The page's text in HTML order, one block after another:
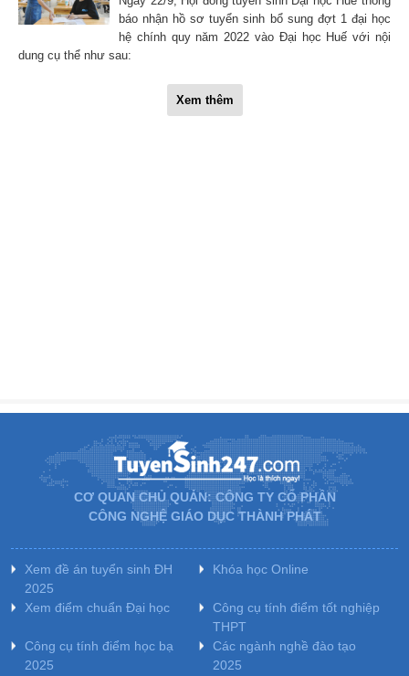
báo nhận hồ sơ tuyển sinh bổ sung đợt 1 đại học
hệ chính quy năm 2022 vào Đại học Huế với nội
dung cụ thể như sau:
Xem thêm
CƠ QUAN CHỦ QUẢN: CÔNG TY CỔ PHẦN
CÔNG NGHỆ GIÁO DỤC THÀNH PHÁT
Xem đề án tuyển sinh ĐH
2025
Khóa học Online
Xem điểm chuẩn Đại học
Công cụ tính điểm tốt nghiệp
THPT
Công cụ tính điểm học bạ
2025
Các ngành nghề đào tạo
2025